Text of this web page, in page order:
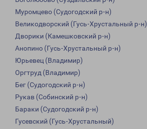
Муромцево (Судогодский р-н)
Великодворский (Гусь-Хрустальный р-н)
Дворики (Камешковский р-н)
Анопино (Гусь-Хрустальный р-н)
Юрьевец (Владимир)
Оргтруд (Владимир)
Бег (Судогодский р-н)
Рукав (Собинский р-н)
Бараки (Судогодский р-н)
Гусевский (Гусь-Хрустальный)